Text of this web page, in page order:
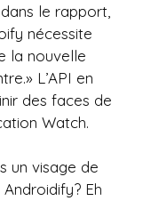
le rapport,
nécessite
la nouvelle
L’API en
des faces de
Watch.
un visage de
Eh